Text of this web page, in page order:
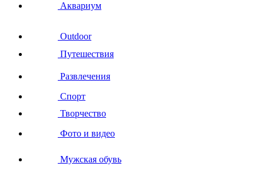
Аквариум
Outdoor
Путешествия
Развлечения
Спорт
Творчество
Фото и видео
Мужская обувь